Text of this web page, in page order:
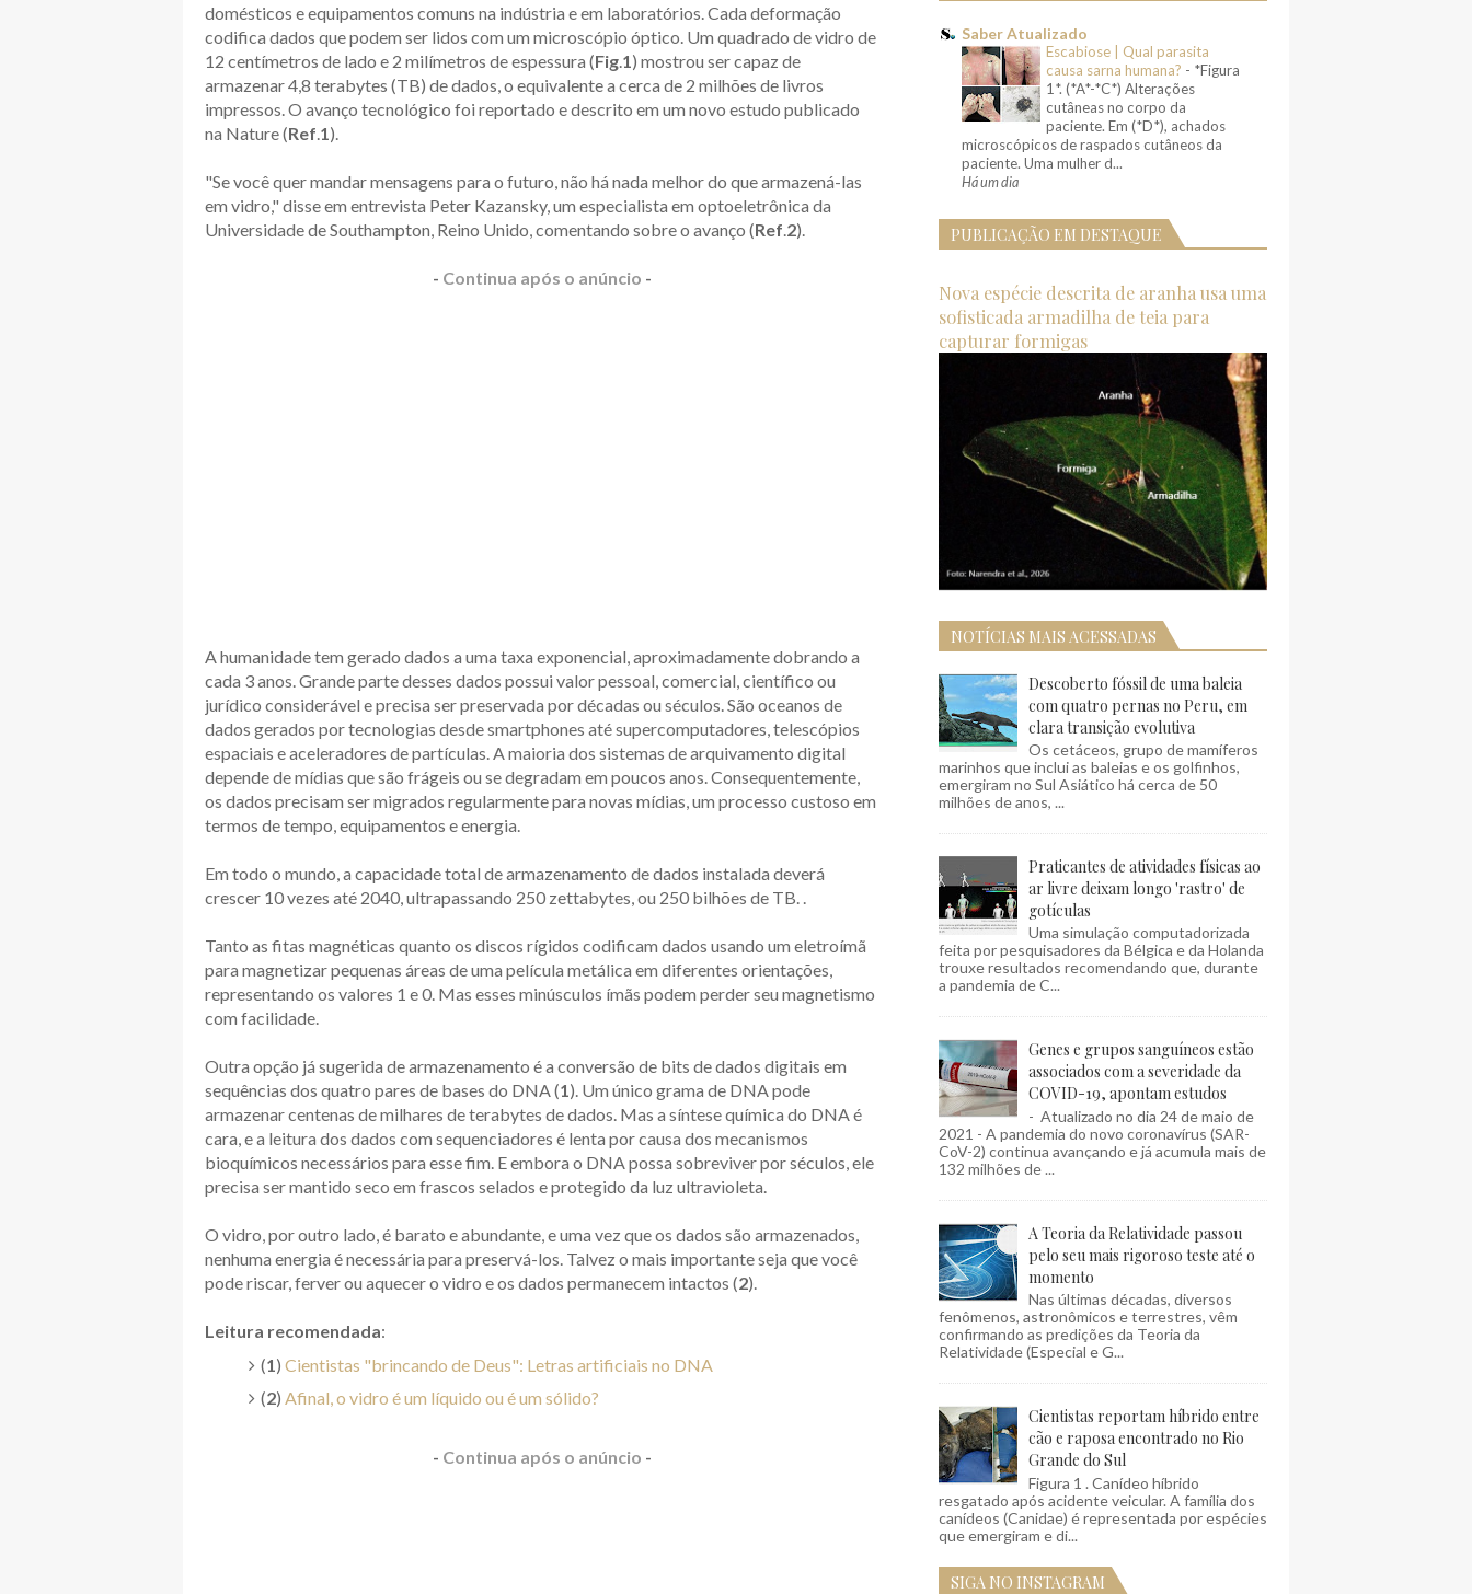
domésticos e equipamentos comuns na indústria e em laboratórios. Cada deformação
codifica dados que podem ser lidos com um microscópio óptico. Um quadrado de vidro de
12 centímetros de lado e 2 milímetros de espessura (Fig.1) mostrou ser capaz de
armazenar 4,8 terabytes (TB) de dados, o equivalente a cerca de 2 milhões de livros
impressos. O avanço tecnológico foi reportado e descrito em um novo estudo publicado
na Nature (Ref.1).
"Se você quer mandar mensagens para o futuro, não há nada melhor do que armazená-las
em vidro," disse em entrevista Peter Kazansky, um especialista em optoeletrônica da
Universidade de Southampton, Reino Unido, comentando sobre o avanço (Ref.2).
- Continua após o anúncio -
A humanidade tem gerado dados a uma taxa exponencial, aproximadamente dobrando a
cada 3 anos. Grande parte desses dados possui valor pessoal, comercial, científico ou
jurídico considerável e precisa ser preservada por décadas ou séculos. São oceanos de
dados gerados por tecnologias desde smartphones até supercomputadores, telescópios
espaciais e aceleradores de partículas. A maioria dos sistemas de arquivamento digital
depende de mídias que são frágeis ou se degradam em poucos anos. Consequentemente,
os dados precisam ser migrados regularmente para novas mídias, um processo custoso em
termos de tempo, equipamentos e energia.
Em todo o mundo, a capacidade total de armazenamento de dados instalada deverá
crescer 10 vezes até 2040, ultrapassando 250 zettabytes, ou 250 bilhões de TB. .
Tanto as fitas magnéticas quanto os discos rígidos codificam dados usando um eletroímã
para magnetizar pequenas áreas de uma película metálica em diferentes orientações,
representando os valores 1 e 0. Mas esses minúsculos ímãs podem perder seu magnetismo
com facilidade.
Outra opção já sugerida de armazenamento é a conversão de bits de dados digitais em
sequências dos quatro pares de bases do DNA (1). Um único grama de DNA pode
armazenar centenas de milhares de terabytes de dados. Mas a síntese química do DNA é
cara, e a leitura dos dados com sequenciadores é lenta por causa dos mecanismos
bioquímicos necessários para esse fim. E embora o DNA possa sobreviver por séculos, ele
precisa ser mantido seco em frascos selados e protegido da luz ultravioleta.
O vidro, por outro lado, é barato e abundante, e uma vez que os dados são armazenados,
nenhuma energia é necessária para preservá-los. Talvez o mais importante seja que você
pode riscar, ferver ou aquecer o vidro e os dados permanecem intactos (2).
Leitura recomendada:
(1) Cientistas "brincando de Deus": Letras artificiais no DNA
(2) Afinal, o vidro é um líquido ou é um sólido?
- Continua após o anúncio -
Saber Atualizado
Escabiose | Qual parasita
causa sarna humana? - *Figura
1*. (*A*-*C*) Alterações
cutâneas no corpo da
paciente. Em (*D*), achados
microscópicos de raspados cutâneos da
paciente. Uma mulher d...
Há um dia
PUBLICAÇÃO EM DESTAQUE
Nova espécie descrita de aranha usa uma
sofisticada armadilha de teia para
capturar formigas
NOTÍCIAS MAIS ACESSADAS
Descoberto fóssil de uma baleia
com quatro pernas no Peru, em
clara transição evolutiva
Os cetáceos, grupo de mamíferos
marinhos que inclui as baleias e os golfinhos,
emergiram no Sul Asiático há cerca de 50
milhões de anos, ...
Praticantes de atividades físicas ao
ar livre deixam longo 'rastro' de
gotículas
Uma simulação computadorizada
feita por pesquisadores da Bélgica e da Holanda
trouxe resultados recomendando que, durante
a pandemia de C...
Genes e grupos sanguíneos estão
associados com a severidade da
COVID-19, apontam estudos
- Atualizado no dia 24 de maio de
2021 - A pandemia do novo coronavírus (SAR-
CoV-2) continua avançando e já acumula mais de
132 milhões de ...
A Teoria da Relatividade passou
pelo seu mais rigoroso teste até o
momento
Nas últimas décadas, diversos
fenômenos, astronômicos e terrestres, vêm
confirmando as predições da Teoria da
Relatividade (Especial e G...
Cientistas reportam híbrido entre
cão e raposa encontrado no Rio
Grande do Sul
Figura 1 . Canídeo híbrido
resgatado após acidente veicular. A família dos
canídeos (Canidae) é representada por espécies
que emergiram e di...
SIGA NO INSTAGRAM